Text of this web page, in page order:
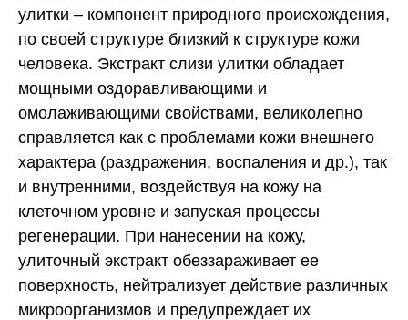
улитки – компонент природного происхождения,
по своей структуре близкий к структуре кожи
человека. Экстракт слизи улитки обладает
мощными оздоравливающими и
омолаживающими свойствами, великолепно
справляется как с проблемами кожи внешнего
характера (раздражения, воспаления и др.), так
и внутренними, воздействуя на кожу на
клеточном уровне и запуская процессы
регенерации. При нанесении на кожу,
улиточный экстракт обеззараживает ее
поверхность, нейтрализует действие различных
микроорганизмов и предупреждает их